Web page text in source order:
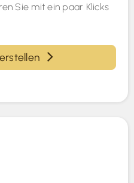
Sie mit ein paar Klicks